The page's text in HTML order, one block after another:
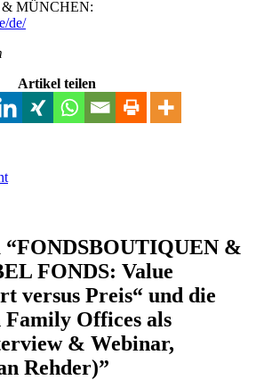
MÜNCHEN:
de/
Artikel teilen
“FONDSBOUTIQUEN &
FONDS: Value
versus Preis“ und die
Family Offices als
& Webinar,
Rehder)”